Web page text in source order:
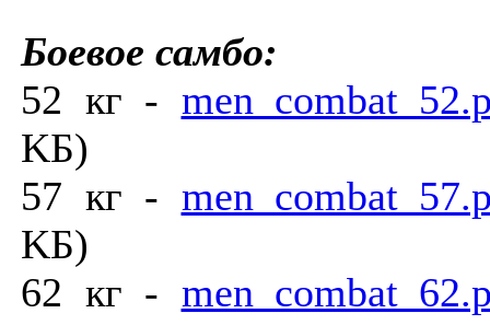
Боевое самбо:
52 кг -
KБ)
57 кг -
KБ)
62 кг -